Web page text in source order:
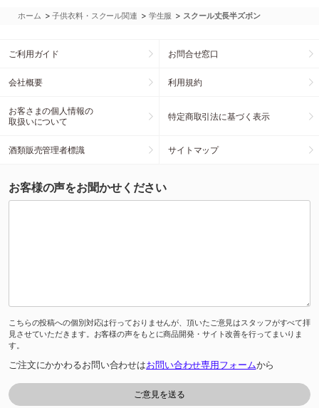
ホーム >子供衣料・スクール関連 > 学生服 > スクール丈長半ズボン
ご利用ガイド お問合せ窓口
会社概要 利用規約
お客さまの個人情報の
取扱いについて
特定商取引法に基づく表示
酒類販売管理者標識 サイトマップ
お客様の声をお聞かせください
こちらの投稿への個別対応は行っておりませんが、頂いたご意見はスタッフがすべて拝
見させていただきます。お客様の声をもとに商品開発・サイト改善を行ってまいりま
す。
ご注文にかかわるお問い合わせはお問い合わせ専用フォームから